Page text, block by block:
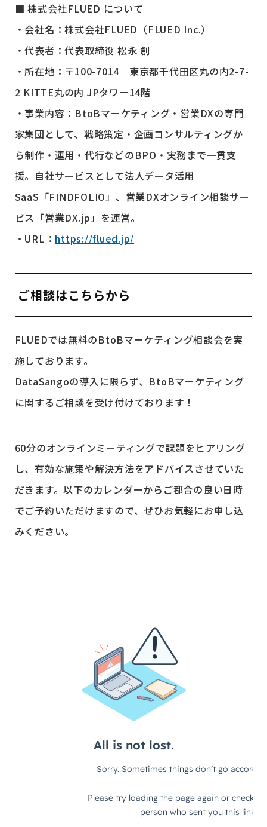
■ 株式会社FLUED について
・会社名：株式会社FLUED（FLUED Inc.）
・代表者：代表取締役 松永 創
・所在地：〒100-7014 東京都千代田区丸の内2-7-
2 KITTE丸の内 JPタワー14階
・事業内容：BtoBマーケティング・営業DXの専門
家集団として、戦略策定・企画コンサルティングか
ら制作・運用・代行などのBPO・実務まで一貫支
援。自社サービスとして法人データ活用
SaaS「FINDFOLIO」、営業DXオンライン相談サー
ビス「営業DX.jp」を運営。
・URL： https://flued.jp/
ご相談はこちらから
FLUEDでは無料のBtoBマーケティング相談会を実
施しております。
DataSangoの導入に限らず、BtoBマーケティング
に関するご相談を受け付けております！
60分のオンラインミーティングで課題をヒアリング
し、有効な施策や解決方法をアドバイスさせていた
だきます。以下のカレンダーからご都合の良い日時
でご予約いただけますので、ぜひお気軽にお申し込
みください。